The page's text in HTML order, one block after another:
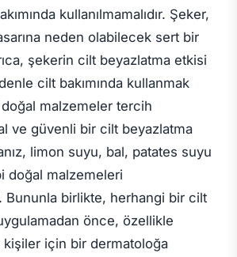
kullanılmamalıdır. Şeker,
neden olabilecek sert bir
şekerin cilt beyazlatma etkisi
cilt bakımında kullanmak
malzemeler tercih
ve güvenli bir cilt beyazlatma
limon suyu, bal, patates suyu
doğal malzemeleri
Bununla birlikte, herhangi bir cilt
önce, özellikle
kişiler için bir dermatoloğa